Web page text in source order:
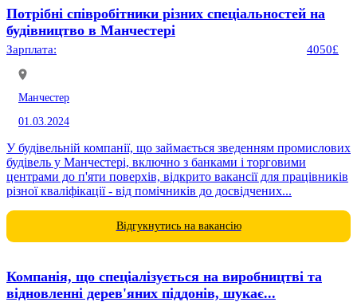
Потрібні співробітники різних спеціальностей на
будівництво в Манчестері
Зарплата: 4050£
Манчестер
01.03.2024
У будівельній компанії, що займається зведенням промислових
будівель у Манчестері, включно з банками і торговими
центрами до п'яти поверхів, відкрито вакансії для працівників
різної кваліфікації - від помічників до досвідчених...
Відгукнутись на вакансію
Компанія, що спеціалізується на виробництві та
відновленні дерев'яних піддонів, шукає...